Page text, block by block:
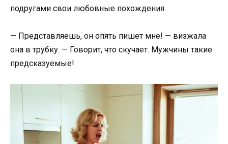
подругами свои любовные похождения.
— Представляешь, он опять пишет мне! — визжала
она в трубку. — Говорит, что скучает. Мужчины такие
предсказуемые!